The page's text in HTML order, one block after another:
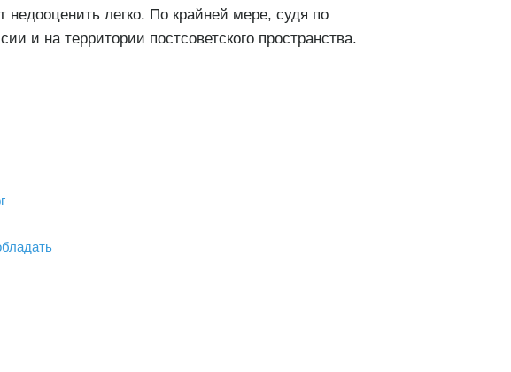
легко. По крайней мере, судя по
и на территории постсоветского пространства.